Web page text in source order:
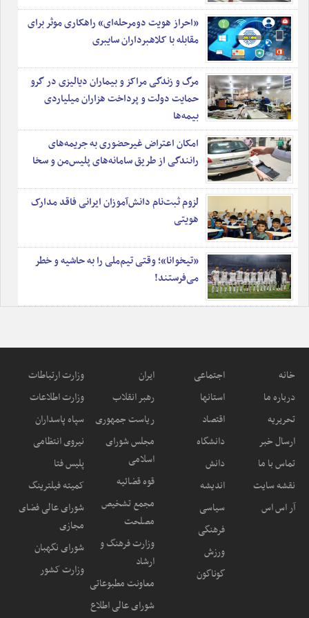
«احراز هویت دومرحله‌ای» راهکاری موثر برای
مقابله با کلاهبرداران سایبری
مرگ و زندگی مراکز و بیماران دیالیزی در گرو
حمایت دولت و پرداخت هزاران میلیاردی
بیمه‌ها
امکان اعتراض غیرحضوری به جریمه‌های
رانندگی از طریق سامانه‌های پلیس‌من و سخا
لزوم ثبت‌نام دانش‌آموزان ایرانی فاقد مدارک
هویتی
«تیخوانا»؛ وقتی تیم‌ملی را به حاشیه و خطر
می‌فرستند!
خانه
درباره ما
تحریریه
ارسال خبر
تماس با ما
نقشه سایت
آر اس اس
اجتماعی
استانها
اقتصاد
دانشگاه
دانش
اندیشه
سیاسی
فرهنگی
ورزش
گوناگون
ایران
رهبر انقلاب
ریاست جمهوری
مجلس شورای
اسلامی
قوه قضائیه
مجمع تشخیص
مصلحت
وزارت فرهنگ و
ارشاد
معاونت مطبوعاتی
شورای عالی اطلاع
وزارت ارتباطات
وزارت اطلاعات
سپاه پاسداران
نیروی انتظامی
پلیس فتا
کمیته فیلترینگ
شورای عالی فضای
مجازی
شورای نگهبان
وزارت کشور